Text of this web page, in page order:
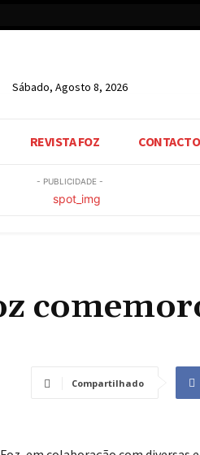
Sábado, Agosto 8, 2026
REVISTA FOZ
- PUBLICIDADE -
Compartilhado